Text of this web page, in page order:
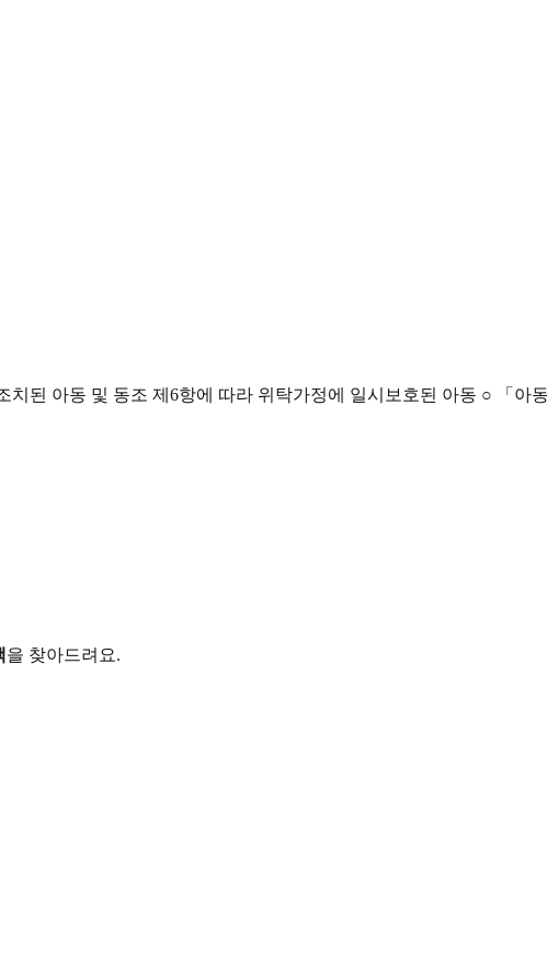
된 아동 및 동조 제6항에 따라 위탁가정에 일시보호된 아동 ○ 「아
을 찾아드려요.